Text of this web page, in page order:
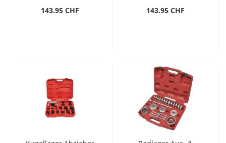
143.95 CHF 143.95 CHF